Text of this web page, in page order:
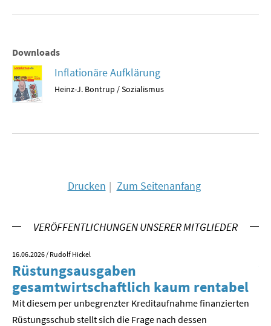
Über uns
Presse
Veröffentlichungen unserer Mitglieder
Downloads
Inflationäre Aufklärung
Heinz-J. Bontrup / Sozialismus
Drucken Zum Seitenanfang
VERÖFFENTLICHUNGEN UNSERER MITGLIEDER
16.06.2026 / Rudolf Hickel
Rüstungsausgaben
gesamtwirtschaftlich kaum rentabel
Mit diesem per unbegrenzter Kreditaufnahme finanzierten
Rüstungsschub stellt sich die Frage nach dessen